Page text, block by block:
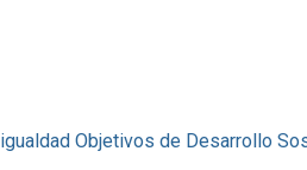
igualdad Objetivos de Desarrollo